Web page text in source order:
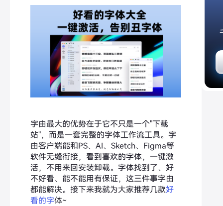
字由最大的优势在于它不只是一个"下载
站"，而是一套完整的字体工作流工具。字
由客户端能和PS、AI、Sketch、Figma等
软件无缝衔接，看到喜欢的字体，一键激
活，不用来回安装卸载。字体找到了、好
不好看、能不能用有保证，这三件事字由
都能解决。接下来我就为大家推荐几款好
看的字体~